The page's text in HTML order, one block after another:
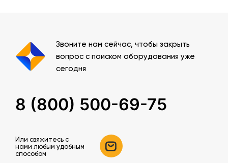
Звоните нам сейчас, чтобы закрыть
вопрос с поиском оборудования уже
сегодня
8 (800) 500-69-75
Или свяжитесь c
нами любым удобным
способом